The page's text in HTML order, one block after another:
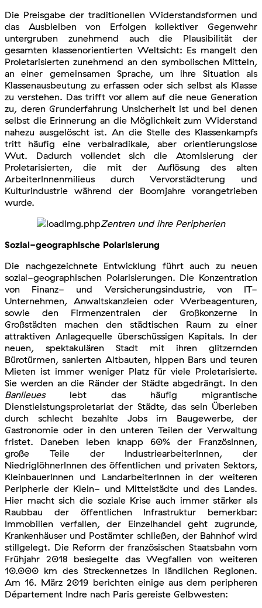
Die Preisgabe der traditionellen Widerstandsformen und
das Ausbleiben von Erfolgen kollektiver Gegenwehr
untergruben zunehmend auch die Plausibilität der
gesamten klassenorientierten Weltsicht: Es mangelt den
Proletarisierten zunehmend an den symbolischen Mitteln,
an einer gemeinsamen Sprache, um ihre Situation als
Klassenausbeutung zu erfassen oder sich selbst als Klasse
zu verstehen. Das trifft vor allem auf die neue Generation
zu, deren Grunderfahrung Unsicherheit ist und bei denen
selbst die Erinnerung an die Möglichkeit zum Widerstand
nahezu ausgelöscht ist. An die Stelle des Klassenkampfs
tritt häufig eine verbalradikale, aber orientierungslose
Wut. Dadurch vollendet sich die Atomisierung der
Proletarisierten, die mit der Auflösung des alten
ArbeiterInnenmilieus durch Vervorstädterung und
Kulturindustrie während der Boomjahre vorangetrieben
wurde.
Zentren und ihre Peripherien
Sozial-geographische Polarisierung
Die nachgezeichnete Entwicklung führt auch zu neuen
sozial-geographischen Polarisierungen. Die Konzentration
von Finanz- und Versicherungsindustrie, von IT-
Unternehmen, Anwaltskanzleien oder Werbeagenturen,
sowie den Firmenzentralen der Großkonzerne in
Großstädten machen den städtischen Raum zu einer
attraktiven Anlagequelle überschüssigen Kapitals. In der
neuen, spektakulären Stadt mit ihren glitzernden
Bürotürmen, sanierten Altbauten, hippen Bars und teuren
Mieten ist immer weniger Platz für viele Proletarisierte.
Sie werden an die Ränder der Städte abgedrängt. In den
Banlieueslebt das häufig migrantische
Dienstleistungsproletariat der Städte, das sein Überleben
durch schlecht bezahlte Jobs im Baugewerbe, der
Gastronomie oder in den unteren Teilen der Verwaltung
fristet. Daneben leben knapp 60% der FranzösInnen,
große Teile der IndustriearbeiterInnen, der
NiedriglöhnerInnen des öffentlichen und privaten Sektors,
KleinbauerInnen und LandarbeiterInnen in der weiteren
Peripherie der Klein- und Mittelstädte und des Landes.
Hier macht sich die soziale Krise auch immer stärker als
Raubbau der öffentlichen Infrastruktur bemerkbar:
Immobilien verfallen, der Einzelhandel geht zugrunde,
Krankenhäuser und Postämter schließen, der Bahnhof wird
stillgelegt. Die Reform der französischen Staatsbahn vom
Frühjahr 2018 besiegelte das Wegfallen von weiteren
10.000 km des Streckennetzes in ländlichen Regionen.
Am 16. März 2019 berichten einige aus dem peripheren
Département Indre nach Paris gereiste Gelbwesten: